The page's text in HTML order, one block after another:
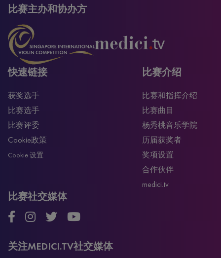
比赛主办和协办方
快速链接
获奖选手
比赛选手
比赛评委
Cookie政策
Cookie 设置
比赛介绍
比赛和指挥介绍
比赛曲目
杨秀桃音乐学院
历届获奖者
奖项设置
合作伙伴
medici.tv
比赛社交媒体
关注MEDICI.TV社交媒体